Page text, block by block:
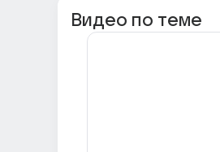
Видео по теме